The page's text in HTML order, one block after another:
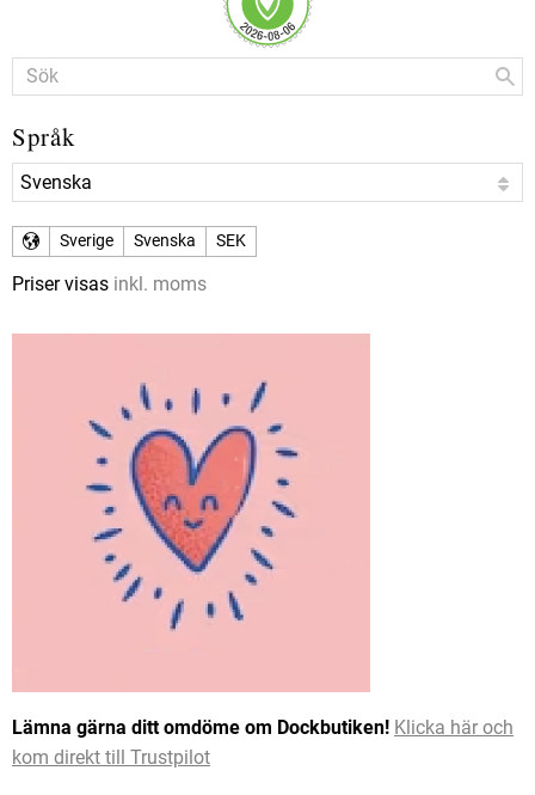
Språk
Sverige Svenska SEK
Priser visas inkl. moms
Lämna gärna ditt omdöme om Dockbutiken! Klicka här och
kom direkt till Trustpilot